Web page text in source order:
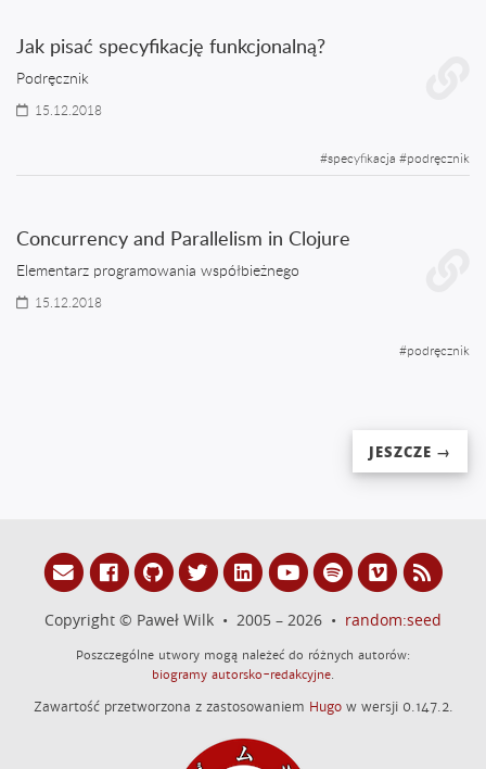
Jak pisać specyfikację funkcjonalną?
Podręcznik
15.12.2018
#specyfikacja #podręcznik
Concurrency and Parallelism in Clojure
Elementarz programowania współbieżnego
15.12.2018
#podręcznik
JESZCZE →
Copyright © Paweł Wilk • 2005 – 2026 • random:seed
Poszczególne utwory mogą należeć do różnych autorów:
biogramy autorsko-redakcyjne
Zawartość przetworzona z zastosowaniem Hugow wersji 0.147.2.